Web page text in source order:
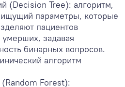
(Decision Tree): алгоритм,
ищущий параметры, которые
пациентов
задавая
бинарных вопросов.
алгоритм
Forest):